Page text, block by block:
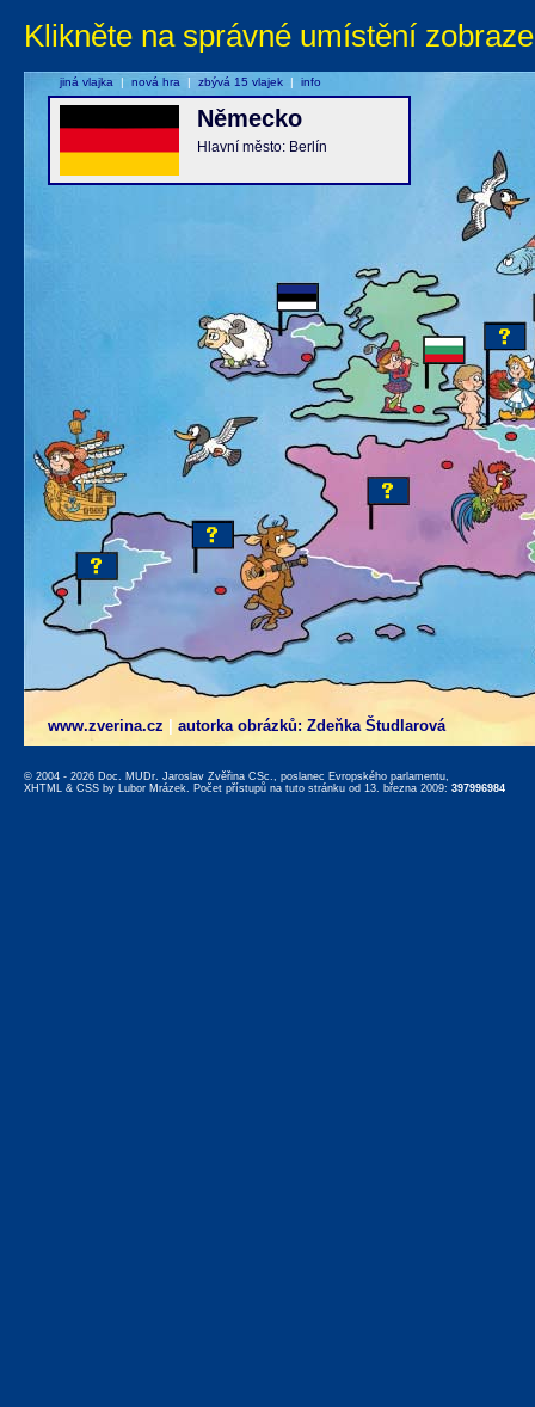
Klikněte na správné umístění
www.zverina.cz autorka obrázků: Zdeňka Študlarová
Německo
Hlavní město: Berlín
jiná vlajka | nová hra | zbývá 15 vlajek | info
© 2004 - 2026 Doc. MUDr. Jaroslav Zvěřina CSc., poslanec Evropského parlamentu,
XHTML & CSS by Lubor Mrázek. Počet přístupů na tuto stránku od 13. března 2009: 397996984